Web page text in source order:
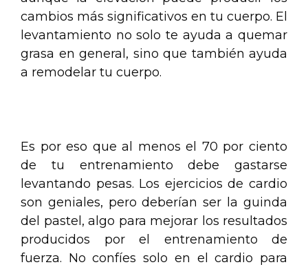
cambios más significativos en tu cuerpo. El
levantamiento no solo te ayuda a quemar
grasa en general, sino que también ayuda
a remodelar tu cuerpo.
Es por eso que al menos el 70 por ciento
de tu entrenamiento debe gastarse
levantando pesas. Los ejercicios de cardio
son geniales, pero deberían ser la guinda
del pastel, algo para mejorar los resultados
producidos por el entrenamiento de
fuerza. No confíes solo en el cardio para